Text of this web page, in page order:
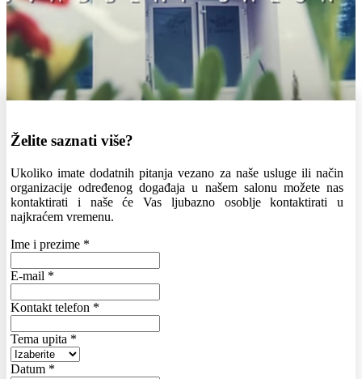
Želite saznati više?
Ukoliko imate dodatnih pitanja vezano za naše usluge ili način
organizacije određenog događaja u našem salonu možete nas
kontaktirati i naše će Vas ljubazno osoblje kontaktirati u
najkraćem vremenu.
Ime i prezime *
E-mail *
Kontakt telefon *
Tema upita *
Datum *